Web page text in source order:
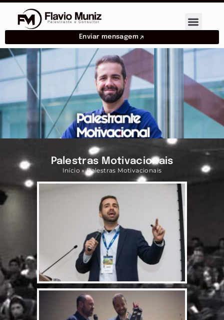
Enviar mensagem
Palestras Motivacionais
Início »Palestras Motivacionais